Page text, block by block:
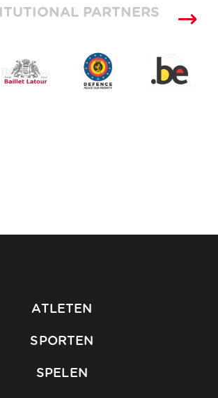
SUPPLIERSPARTNERS
ATLETEN
SPORTEN
SPELEN